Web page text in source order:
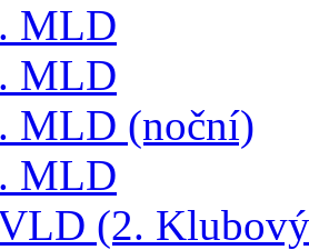
MLD
MLD
MLD (noční)
MLD
(2.